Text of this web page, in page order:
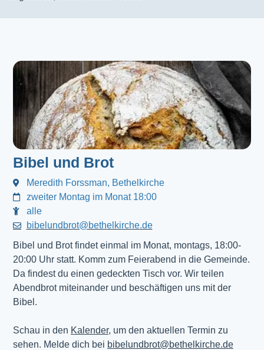
Bibel und Brot
Meredith Forssman, Bethelkirche
zweiter Montag im Monat 18:00
alle
bibelundbrot@bethelkirche.de
Bibel und Brot findet einmal im Monat, montags, 18:00-
20:00 Uhr statt. Komm zum Feierabend in die Gemeinde.
Da findest du einen gedeckten Tisch vor. Wir teilen
Abendbrot miteinander und beschäftigen uns mit der
Bibel.
Schau in den Kalender, um den aktuellen Termin zu
sehen. Melde dich bei bibelundbrot@bethelkirche.de